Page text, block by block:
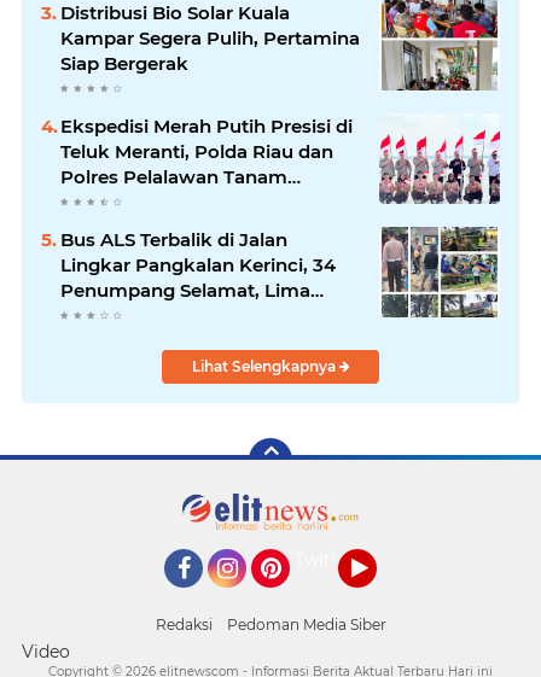
Distribusi Bio Solar Kuala
Kampar Segera Pulih, Pertamina
Siap Bergerak
Ekspedisi Merah Putih Presisi di
Teluk Meranti, Polda Riau dan
Polres Pelalawan Tanam
Mangrove Demi Negeri
Bus ALS Terbalik di Jalan
Lingkar Pangkalan Kerinci, 34
Penumpang Selamat, Lima
Alami Luka Ringan
Lihat Selengkapnya
Twitter
Redaksi Pedoman Media Siber
Video
Copyright © 2026 elitnewscom - Informasi Berita Aktual Terbaru Hari ini